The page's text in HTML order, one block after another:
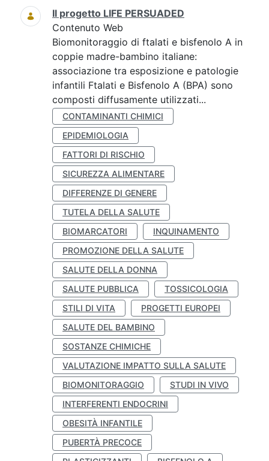
Il progetto LIFE PERSUADED
Contenuto Web
Biomonitoraggio di ftalati e bisfenolo A in
coppie madre-bambino italiane:
associazione tra esposizione e patologie
infantili Ftalati e Bisfenolo A (BPA) sono
composti diffusamente utilizzati...
CONTAMINANTI CHIMICI
EPIDEMIOLOGIA
FATTORI DI RISCHIO
SICUREZZA ALIMENTARE
DIFFERENZE DI GENERE
TUTELA DELLA SALUTE
BIOMARCATORI
INQUINAMENTO
PROMOZIONE DELLA SALUTE
SALUTE DELLA DONNA
SALUTE PUBBLICA
TOSSICOLOGIA
STILI DI VITA
PROGETTI EUROPEI
SALUTE DEL BAMBINO
SOSTANZE CHIMICHE
VALUTAZIONE IMPATTO SULLA SALUTE
BIOMONITORAGGIO
STUDI IN VIVO
INTERFERENTI ENDOCRINI
OBESITÀ INFANTILE
PUBERTÀ PRECOCE